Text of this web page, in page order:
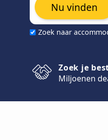
Zoek naar
Nu vinden
Zoek je
Miljoenen